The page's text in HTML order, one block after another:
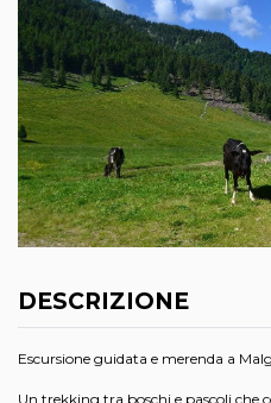
DESCRIZIONE
Escursione guidata e merenda a
Un trekking tra boschi e pascoli che